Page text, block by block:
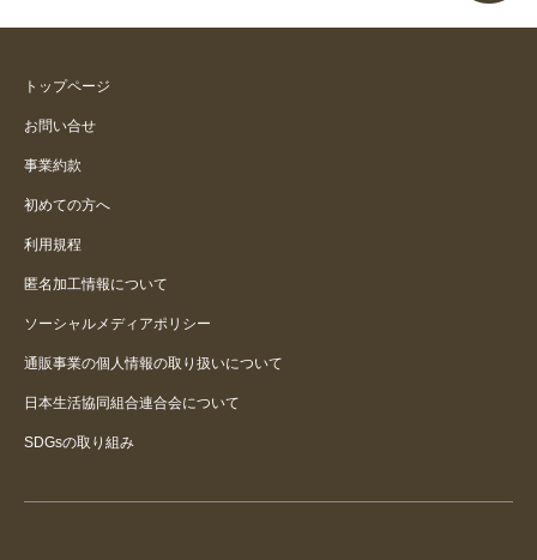
トップページ
お問い合せ
事業約款
初めての方へ
利用規程
匿名加工情報について
ソーシャルメディアポリシー
通販事業の個人情報の取り扱いについて
日本生活協同組合連合会について
SDGsの取り組み